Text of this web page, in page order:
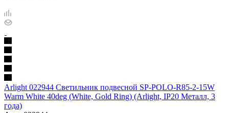
Arlight 022944 Светильник подвесной SP-POLO-R85-2-15W
Warm White 40deg (White, Gold Ring) (Arlight, IP20 Металл, 3
года)